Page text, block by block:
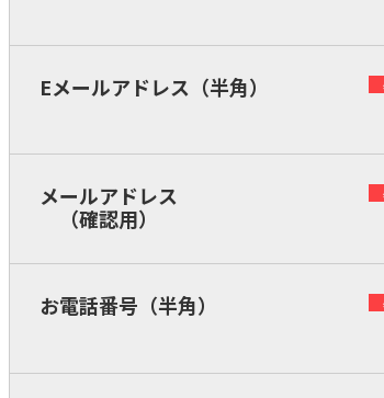
Eメールアドレス（半角）
メールアドレス
（確認用）
お電話番号（半角）